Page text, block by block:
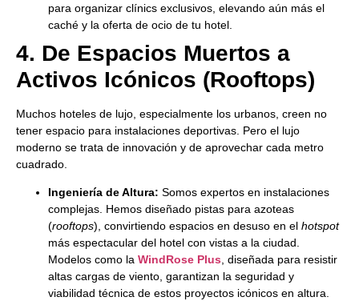
para organizar clínics exclusivos, elevando aún más el
caché y la oferta de ocio de tu hotel.
4. De Espacios Muertos a
Activos Icónicos (Rooftops)
Muchos hoteles de lujo, especialmente los urbanos, creen no
tener espacio para instalaciones deportivas. Pero el lujo
moderno se trata de innovación y de aprovechar cada metro
cuadrado.
Ingeniería de Altura: Somos expertos en instalaciones
complejas. Hemos diseñado pistas para azoteas
(rooftops), convirtiendo espacios en desuso en el hotspot
más espectacular del hotel con vistas a la ciudad.
Modelos como la WindRose Plus, diseñada para resistir
altas cargas de viento, garantizan la seguridad y
viabilidad técnica de estos proyectos icónicos en altura.